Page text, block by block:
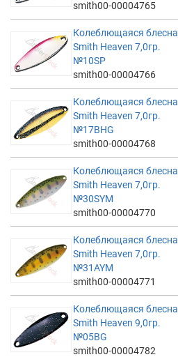
smith00-00004765
Колеблющаяся блесна
Smith Heaven 7,0гр.
№10SP
smith00-00004766
Колеблющаяся блесна
Smith Heaven 7,0гр.
№17BHG
smith00-00004768
Колеблющаяся блесна
Smith Heaven 7,0гр.
№30SYM
smith00-00004770
Колеблющаяся блесна
Smith Heaven 7,0гр.
№31AYM
smith00-00004771
Колеблющаяся блесна
Smith Heaven 9,0гр.
№05BG
smith00-00004782